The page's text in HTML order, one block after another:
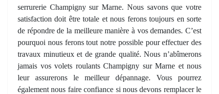
serrurerie Champigny sur Marne. Nous savons que votre
satisfaction doit être totale et nous ferons toujours en sorte
de répondre de la meilleure manière à vos demandes. C’est
pourquoi nous ferons tout notre possible pour effectuer des
travaux minutieux et de grande qualité. Nous n’abîmerons
jamais vos volets roulants Champigny sur Marne et nous
leur assurerons le meilleur dépannage. Vous pourrez
également nous faire confiance si nous devons remplacer le